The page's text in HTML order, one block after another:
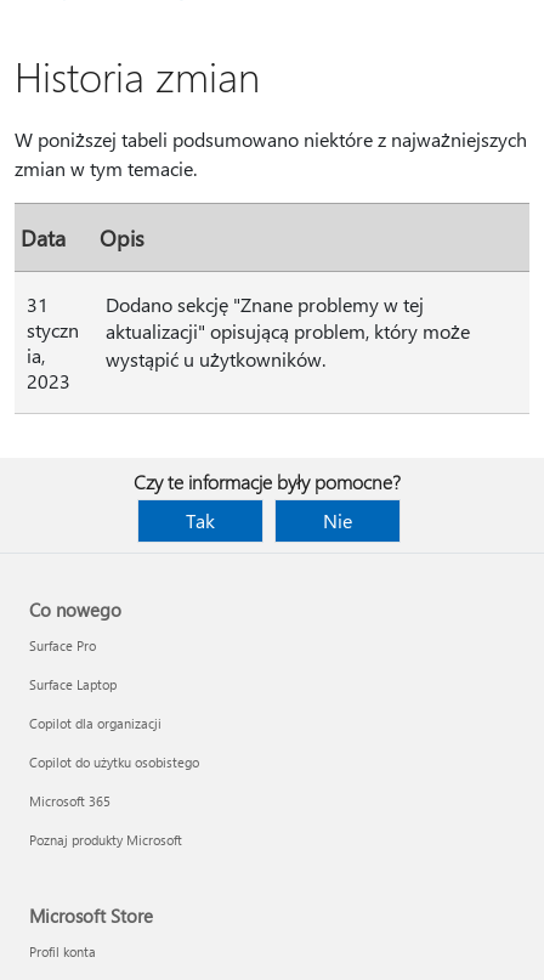
Historia zmian
W poniższej tabeli podsumowano niektóre z najważniejszych
zmian w tym temacie.
Data Opis
31
styczn
ia,
2023
Dodano sekcję "Znane problemy w tej
aktualizacji" opisującą problem, który może
wystąpić u użytkowników.
Czy te informacje były pomocne?
Tak
Nie
Co nowego
Surface Pro
Surface Laptop
Copilot dla organizacji
Copilot do użytku osobistego
Microsoft 365
Poznaj produkty Microsoft
Microsoft Store
Profil konta